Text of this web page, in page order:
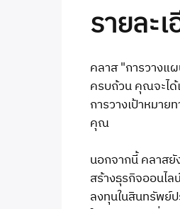
รายละ
คลาส "การวางแ
ครบถ้วน คุณจะได้
การวางเป้าหมาย
คุณ
นอกจากนี้ คลาสยั
สร้างธุรกิจออนไ
ลงทุนในสินทรัพย์